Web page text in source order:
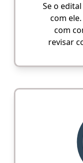
Se o
com
com
revisar